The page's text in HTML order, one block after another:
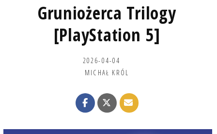
Gruniożerca Trilogy
[PlayStation 5]
2026-04-04
MICHAŁ KRÓL